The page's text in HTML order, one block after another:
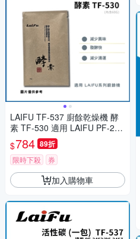
LAIFU TF-537 廚餘乾燥機 酵
素 TF-530 適用 LAIFU PF-245
3/PF-2457 適用 廚餘機
$784 89折
限時下殺 券
加入購物車